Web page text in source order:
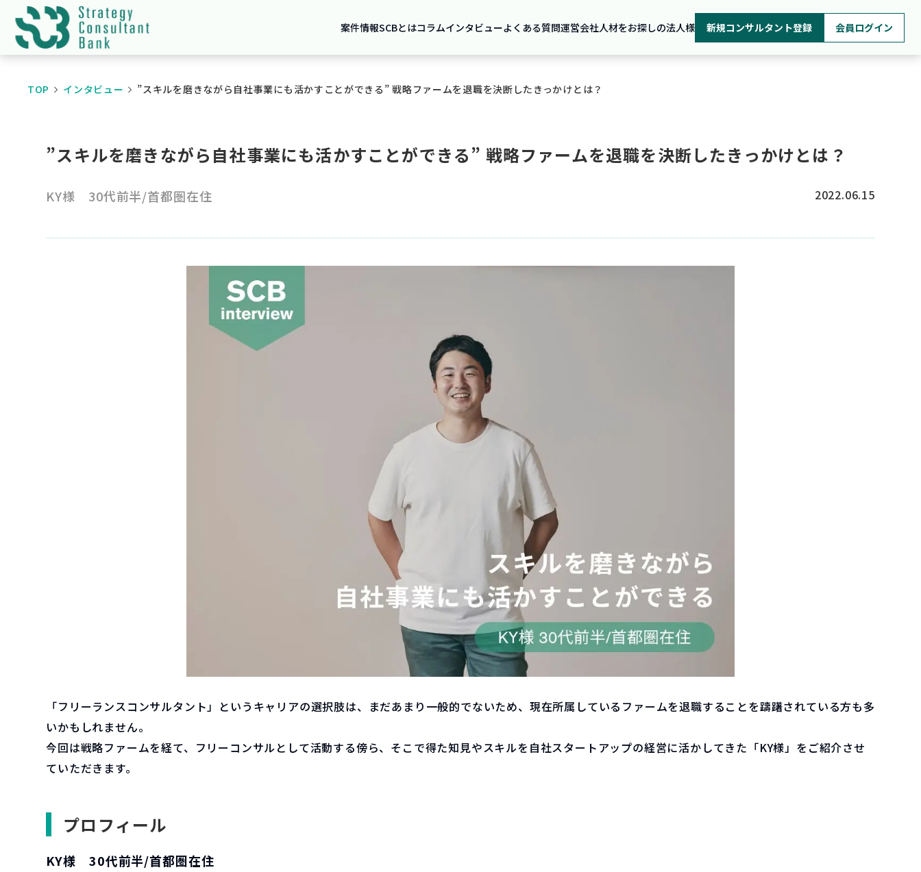
案件情報SCBとはコラムインタビューよくある質問運営会社人材をお探しの法人様 新規コンサルタント登録 会員ログイン
TOP インタビュー ”スキルを磨きながら自社事業にも活かすことができる” 戦略ファームを退職を決断したきっかけとは？
”スキルを磨きながら自社事業にも活かすことができる” 戦略ファームを退職を決断したきっかけとは？
KY様 30代前半/首都圏在住 2022.06.15
「フリーランスコンサルタント」というキャリアの選択肢は、まだあまり一般的でないため、現在所属しているファームを退職することを躊躇されている方も多
いかもしれません。
今回は戦略ファームを経て、フリーコンサルとして活動する傍ら、そこで得た知見やスキルを自社スタートアップの経営に活かしてきた「KY様」をご紹介させ
ていただきます。
プロフィール
KY様 30代前半/首都圏在住